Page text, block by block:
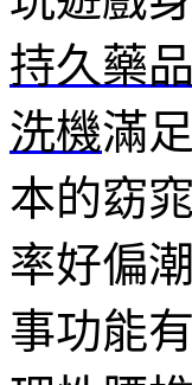
持久藥品
洗機滿
本的窈
率好偏
事功能